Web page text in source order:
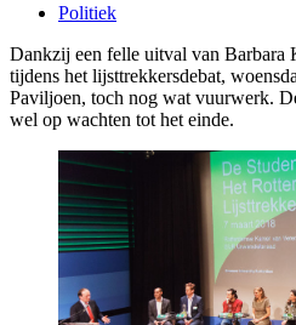
Politiek
Dankzij een felle uitval van Barbara
tijdens het lijsttrekkersdebat,
Paviljoen, toch nog wat vuurwerk.
wel op wachten tot het einde.